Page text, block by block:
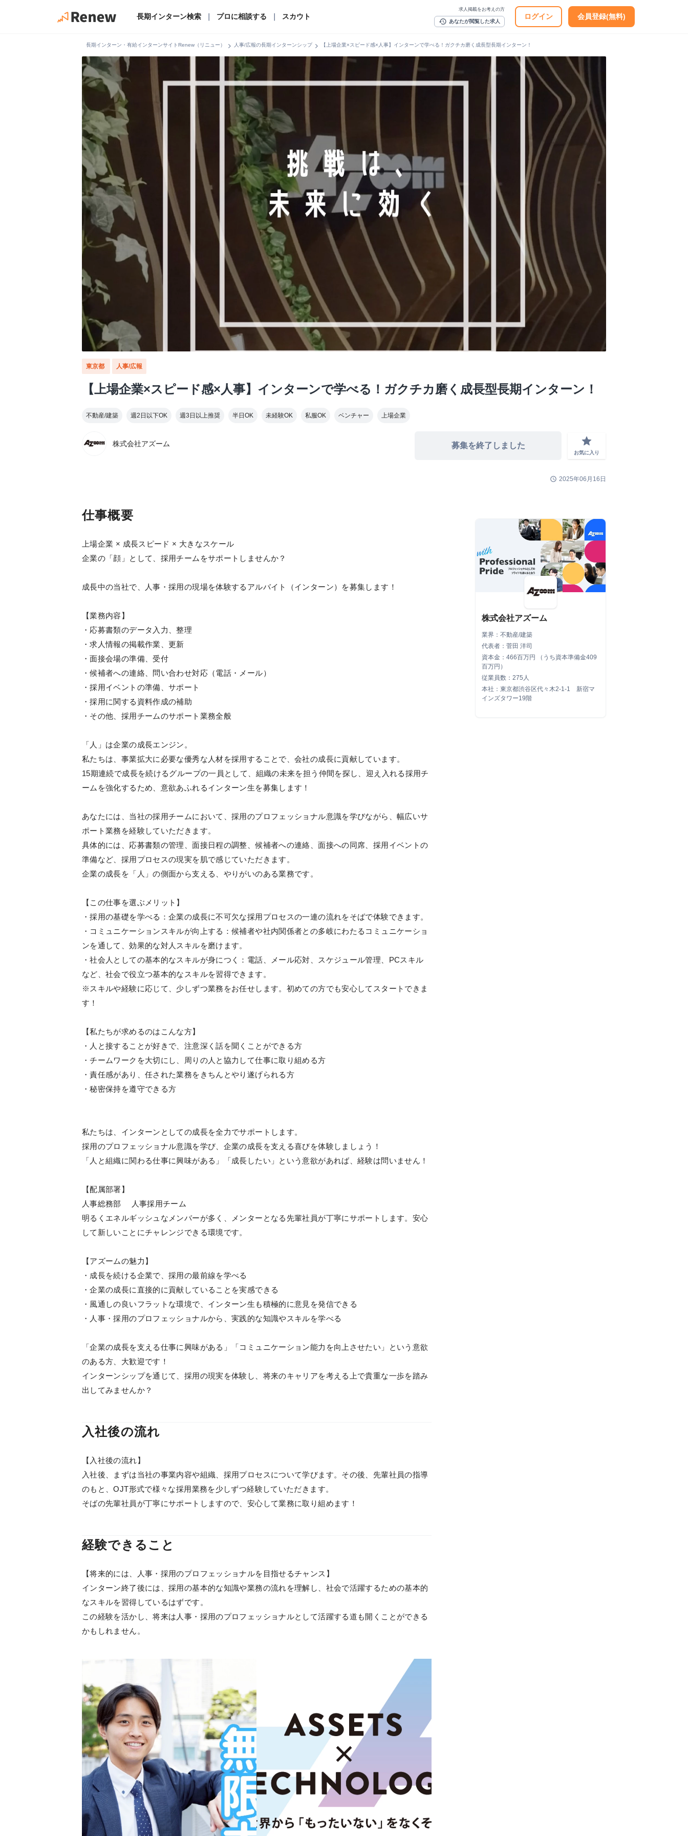
長期インターン検索 プロに相談する スカウト
求人掲載をお考えの方
history あなたが閲覧した求人
ログイン 会員登録(無料)
長期インターン・有給インターンサイトRenew（リニュー） chevron_right 人事/広報の長期インターンシップchevron_right 【上場企業×スピード感×人事】インターンで学べる！ガクチカ磨く成長型長期インターン！
東京都 人事/広報
【上場企業×スピード感×人事】インターンで学べる！ガクチカ磨く成長型長期インターン！
不動産/建築 週2日以下OK 週3日以上推奨 半日OK 未経験OK 私服OK ベンチャー 上場企業
株式会社アズーム 募集を終了しました grade
お気に入り
schedule 2025年06月16日
仕事概要
上場企業 × 成長スピード × 大きなスケール
企業の「顔」として、採用チームをサポートしませんか？
成長中の当社で、人事・採用の現場を体験するアルバイト（インターン）を募集します！
【業務内容】
・応募書類のデータ入力、整理
・求人情報の掲載作業、更新
・面接会場の準備、受付
・候補者への連絡、問い合わせ対応（電話・メール）
・採用イベントの準備、サポート
・採用に関する資料作成の補助
・その他、採用チームのサポート業務全般
「人」は企業の成長エンジン。
私たちは、事業拡大に必要な優秀な人材を採用することで、会社の成長に貢献しています。
15期連続で成長を続けるグループの一員として、組織の未来を担う仲間を探し、迎え入れる採用チ
ームを強化するため、意欲あふれるインターン生を募集します！
あなたには、当社の採用チームにおいて、採用のプロフェッショナル意識を学びながら、幅広いサ
ポート業務を経験していただきます。
具体的には、応募書類の管理、面接日程の調整、候補者への連絡、面接への同席、採用イベントの
準備など、採用プロセスの現実を肌で感じていただきます。
企業の成長を「人」の側面から支える、やりがいのある業務です。
【この仕事を選ぶメリット】
・採用の基礎を学べる：企業の成長に不可欠な採用プロセスの一連の流れをそばで体験できます。
・コミュニケーションスキルが向上する：候補者や社内関係者との多岐にわたるコミュニケーショ
ンを通して、効果的な対人スキルを磨けます。
・社会人としての基本的なスキルが身につく：電話、メール応対、スケジュール管理、PCスキル
など、社会で役立つ基本的なスキルを習得できます。
※スキルや経験に応じて、少しずつ業務をお任せします。初めての方でも安心してスタートできま
す！
【私たちが求めるのはこんな方】
・人と接することが好きで、注意深く話を聞くことができる方
・チームワークを大切にし、周りの人と協力して仕事に取り組める方
・責任感があり、任された業務をきちんとやり遂げられる方
・秘密保持を遵守できる方
私たちは、インターンとしての成長を全力でサポートします。
採用のプロフェッショナル意識を学び、企業の成長を支える喜びを体験しましょう！
「人と組織に関わる仕事に興味がある」「成長したい」という意欲があれば、経験は問いません！
【配属部署】
人事総務部 人事採用チーム
明るくエネルギッシュなメンバーが多く、メンターとなる先輩社員が丁寧にサポートします。安心
して新しいことにチャレンジできる環境です。
【アズームの魅力】
・成長を続ける企業で、採用の最前線を学べる
・企業の成長に直接的に貢献していることを実感できる
・風通しの良いフラットな環境で、インターン生も積極的に意見を発信できる
・人事・採用のプロフェッショナルから、実践的な知識やスキルを学べる
「企業の成長を支える仕事に興味がある」「コミュニケーション能力を向上させたい」という意欲
のある方、大歓迎です！
インターンシップを通じて、採用の現実を体験し、将来のキャリアを考える上で貴重な一歩を踏み
出してみませんか？
入社後の流れ
【入社後の流れ】
入社後、まずは当社の事業内容や組織、採用プロセスについて学びます。その後、先輩社員の指導
のもと、OJT形式で様々な採用業務を少しずつ経験していただきます。
そばの先輩社員が丁寧にサポートしますので、安心して業務に取り組めます！
経験できること
【将来的には、人事・採用のプロフェッショナルを目指せるチャンス】
インターン終了後には、採用の基本的な知識や業務の流れを理解し、社会で活躍するための基本的
なスキルを習得しているはずです。
この経験を活かし、将来は人事・採用のプロフェッショナルとして活躍する道も開くことができる
かもしれません。
株式会社アズーム
業界：不動産/建築
代表者：菅田 洋司
資本金：466百万円 （うち資本準備金409
百万円）
従業員数：275人
本社：東京都渋谷区代々木2-1-1 新宿マ
インズタワー19階